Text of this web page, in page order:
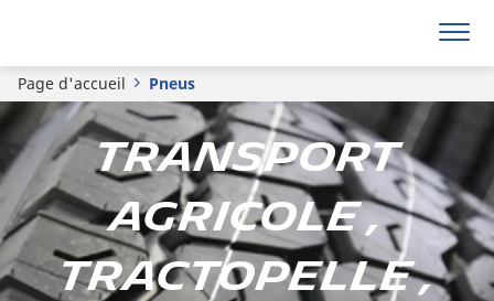
Page d'accueil Pneus
Transport
Agricole ,
Tractopelle ,